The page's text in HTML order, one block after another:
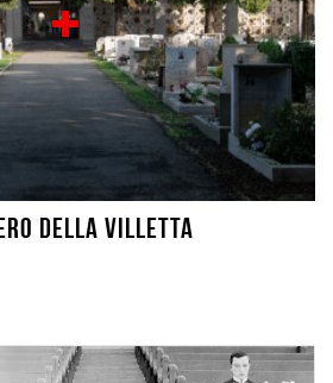
della Villetta